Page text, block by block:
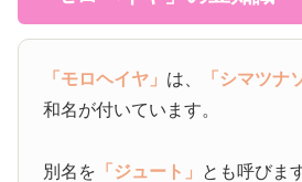
「モロヘイヤ」 は、 「シマツナ
和名が付いています。
別名を 「ジュート」 とも呼びま